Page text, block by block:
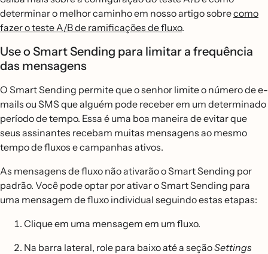
determinar o melhor caminho em nosso artigo sobrecomo
fazer o teste A/B de ramificações de fluxo.
Use o Smart Sending para limitar a frequência
das mensagens
O Smart Sending permite que o senhor limite o número de e-
mails ou SMS que alguém pode receber em um determinado
período de tempo. Essa é uma boa maneira de evitar que
seus assinantes recebam muitas mensagens ao mesmo
tempo de fluxos e campanhas ativos.
As mensagens de fluxo não ativarão o Smart Sending por
padrão. Você pode optar por ativar o Smart Sending para
uma mensagem de fluxo individual seguindo estas etapas:
Clique em uma mensagem em um fluxo.
Na barra lateral, role para baixo até a seçãoSettings